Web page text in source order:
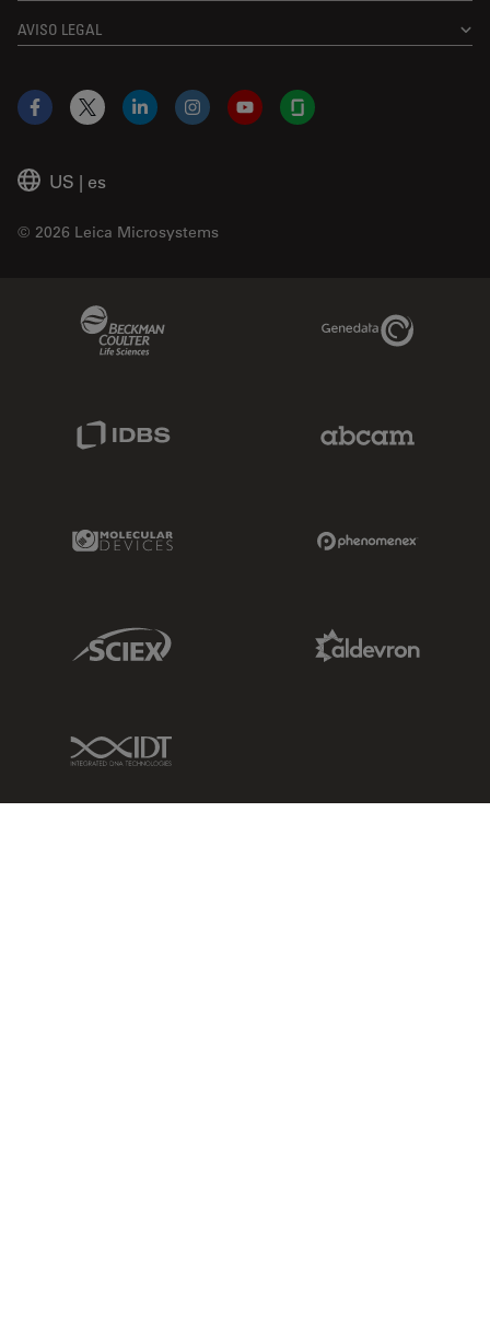
AVISO LEGAL
US | es
© 2026 Leica Microsystems
Facebook
X LinkedInInstagramYouTubeGlassdoor
Genedata Link
Molecular Devices Link
Sciex Link
IDT Link